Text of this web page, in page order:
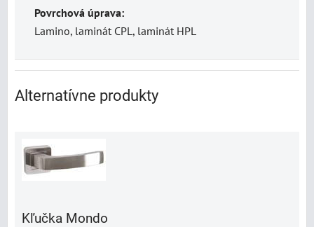
Povrchová úprava:
Lamino, laminát CPL, laminát HPL
Alternatívne produkty
Kľučka Mondo